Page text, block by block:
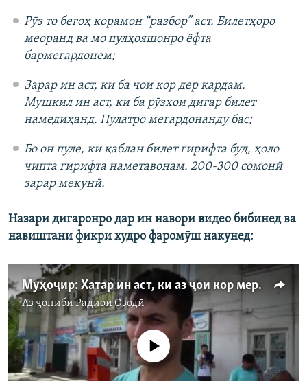
Рӯз то бегоҳ корамон “разбор” аст. Билетҳоро
меоранд ва мо пулҳояшонро ёфта
бармегардонем;
Зарар ин аст, ки ба ҷои кор дер кардам.
Мушкил ин аст, ки ба рӯзҳои дигар билет
намедиҳанд. Пулатро мегардонанду бас;
Бо он пуле, ки қаблан билет гирифта буд, ҳоло
чипта гирифта наметавонам. 200-300 сомонӣ
зарар мекунӣ.
Назари дигаронро дар ин навори видео бибинед ва
навиштани фикри худро фаромӯш накунед:
Муҳоҷир: Хатар ин аст, ки аз ҷои кор меронанд.
Аз ҷонибиРадиои Озодӣ
Феълан кор намекунад